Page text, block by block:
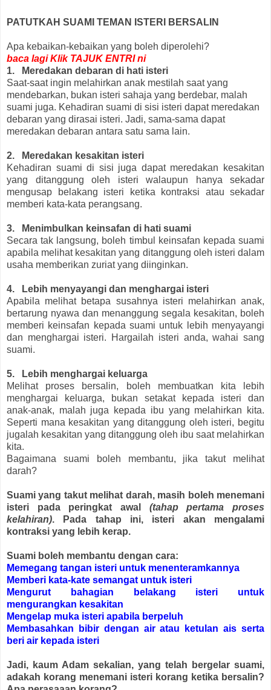
PATUTKAH SUAMI TEMAN ISTERI BERSALIN
Apa kebaikan-kebaikan yang boleh diperolehi?
baca lagi Klik TAJUK ENTRI ni
1. Meredakan debaran di hati isteri
Saat-saat ingin melahirkan anak mestilah saat yang
mendebarkan, bukan isteri sahaja yang berdebar, malah
suami juga. Kehadiran suami di sisi isteri dapat meredakan
debaran yang dirasai isteri. Jadi, sama-sama dapat
meredakan debaran antara satu sama lain.
2. Meredakan kesakitan isteri
Kehadiran suami di sisi juga dapat meredakan kesakitan
yang ditanggung oleh isteri walaupun hanya sekadar
mengusap belakang isteri ketika kontraksi atau sekadar
memberi kata-kata perangsang.
3. Menimbulkan keinsafan di hati suami
Secara tak langsung, boleh timbul keinsafan kepada suami
apabila melihat kesakitan yang ditanggung oleh isteri dalam
usaha memberikan zuriat yang diinginkan.
4. Lebih menyayangi dan menghargai isteri
Apabila melihat betapa susahnya isteri melahirkan anak,
bertarung nyawa dan menanggung segala kesakitan, boleh
memberi keinsafan kepada suami untuk lebih menyayangi
dan menghargai isteri. Hargailah isteri anda, wahai sang
suami.
5. Lebih menghargai keluarga
Melihat proses bersalin, boleh membuatkan kita lebih
menghargai keluarga, bukan setakat kepada isteri dan
anak-anak, malah juga kepada ibu yang melahirkan kita.
Seperti mana kesakitan yang ditanggung oleh isteri, begitu
jugalah kesakitan yang ditanggung oleh ibu saat melahirkan
kita.
Bagaimana suami boleh membantu, jika takut melihat
darah?
Suami yang takut melihat darah, masih boleh menemani
isteri pada peringkat awal (tahap pertama proses
kelahiran). Pada tahap ini, isteri akan mengalami
kontraksi yang lebih kerap.
Suami boleh membantu dengan cara:
Memegang tangan isteri untuk menenteramkannya
Memberi kata-kate semangat untuk isteri
Mengurut bahagian belakang isteri untuk
mengurangkan kesakitan
Mengelap muka isteri apabila berpeluh
Membasahkan bibir dengan air atau ketulan ais serta
beri air kepada isteri
Jadi, kaum Adam sekalian, yang telah bergelar suami,
adakah korang menemani isteri korang ketika bersalin?